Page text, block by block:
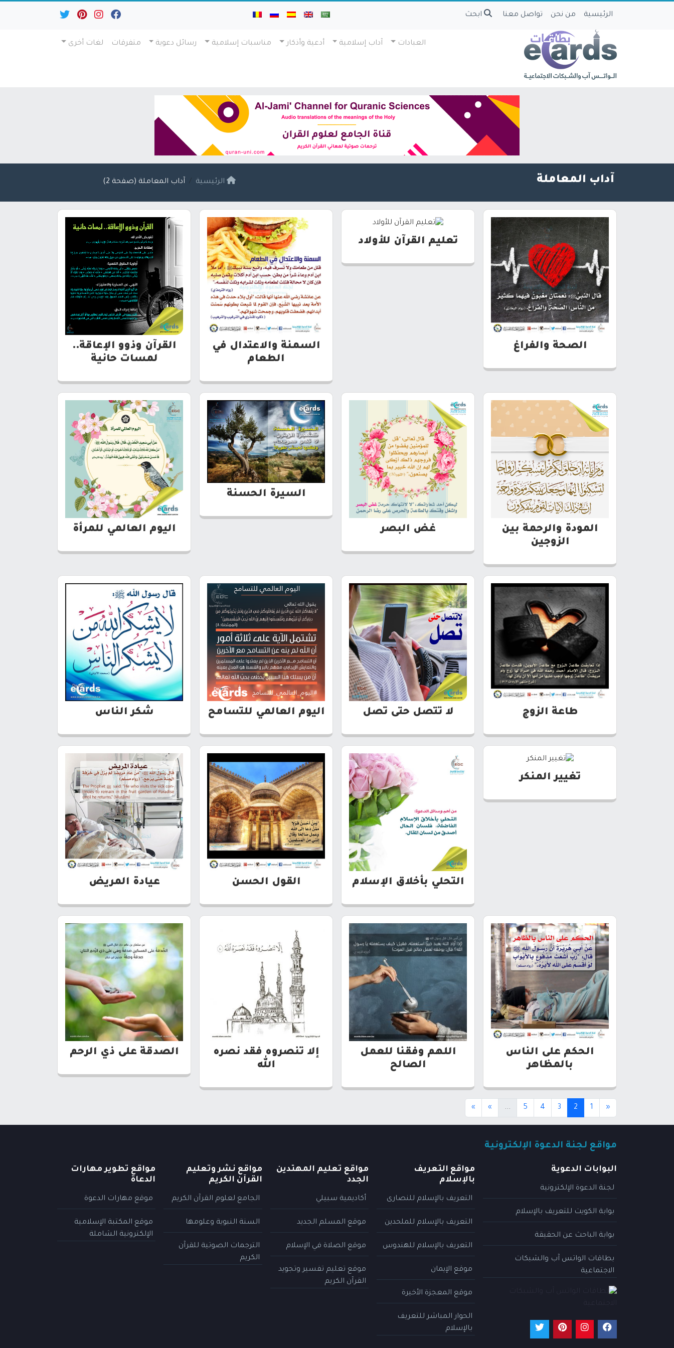
الرئيسية من نحن تواصل معنا ابحث
العبادات آداب إسلامية أدعية وأذكار مناسبات إسلامية رسائل دعوية متفرقات لغات أخرى
آداب المعاملة الرئيسية آداب المعاملة (صفحة 2)
الصحة والفراغ
تعليم القرآن للأولاد
السمنة والاعتدال في
الطعام
القرآن وذوو الإعاقة..
لمسات حانية
المودة والرحمة بين
الزوجين
غض البصر
السيرة الحسنة
اليوم العالمي للمرأة
طاعة الزوج لا تتصل حتى تصل اليوم العالمي للتسامح شكر الناس
تغيير المنكر
التحلي بأخلاق الإسلام القول الحسن عيادة المريض
الحكم على الناس
بالمظاهر
اللهم وفقنا للعمل
الصالح
إلا تنصروه فقد نصره
الله
الصدقة على ذي الرحم
«
1
2
3
4
5
...
»
»
مواقع لجنة الدعوة الإلكترونية
البوابات الدعوية
لجنة الدعوة الإلكترونية
بوابة الكويت للتعريف بالإسلام
بوابة الباحث عن الحقيقة
بطاقات الواتس آب والشبكات
الاجتماعية
مواقع التعريف
بالإسلام
التعريف بالإسلام للنصارى
التعريف بالإسلام للملحدين
التعريف بالإسلام للهندوس
موقع الإيمان
موقع المعجزة الأخيرة
الحوار المباشر للتعريف
بالإسلام
مواقع تعليم المهتدين
الجدد
أكاديمية سبيلي
موقع المسلم الجديد
موقع الصلاة في الإسلام
موقع تعليم تفسير وتجويد
القرآن الكريم
مواقع نشر وتعليم
القرآن الكريم
الجامع لعلوم القرآن الكريم
السنة النبوية وعلومها
الترجمات الصوتية للقرآن
الكريم
مواقع تطوير مهارات
الدعاة
موقع مهارات الدعوة
موقع المكتبة الإسلامية
الإلكترونية الشاملة